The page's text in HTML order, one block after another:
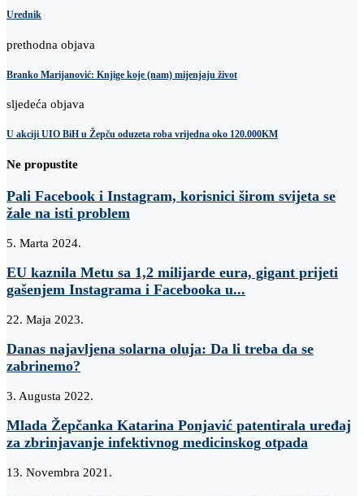
Urednik
prethodna objava
Branko Marijanović: Knjige koje (nam) mijenjaju život
sljedeća objava
U akciji UIO BiH u Žepču oduzeta roba vrijedna oko 120.000KM
Ne propustite
Pali Facebook i Instagram, korisnici širom svijeta se
žale na isti problem
5. Marta 2024.
EU kaznila Metu sa 1,2 milijarde eura, gigant prijeti
gašenjem Instagrama i Facebooka u...
22. Maja 2023.
Danas najavljena solarna oluja: Da li treba da se
zabrinemo?
3. Augusta 2022.
Mlada Žepčanka Katarina Ponjavić patentirala uređaj
za zbrinjavanje infektivnog medicinskog otpada
13. Novembra 2021.